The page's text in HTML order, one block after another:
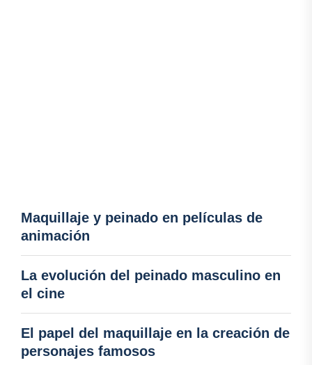
Maquillaje y peinado en películas de
animación
La evolución del peinado masculino en
el cine
El papel del maquillaje en la creación de
personajes famosos